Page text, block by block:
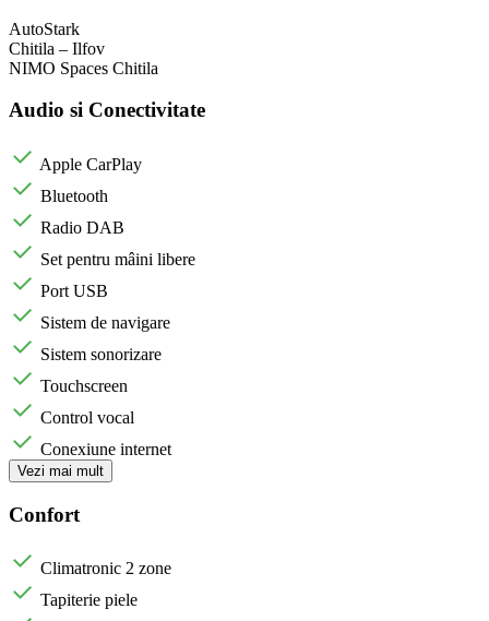
AutoStark
Chitila – Ilfov
NIMO Spaces Chitila
Audio si Conectivitate
Apple CarPlay
Bluetooth
Radio DAB
Set pentru mâini libere
Port USB
Sistem de navigare
Sistem sonorizare
Touchscreen
Control vocal
Conexiune internet
Vezi mai mult
Confort
Climatronic 2 zone
Tapiterie piele